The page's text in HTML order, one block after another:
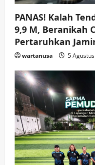
PANAS! Kalah
9,9 M, Beranikah
Pertaruhkan
wartanusa 5